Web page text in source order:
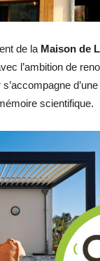
de la Maison de
l’ambition de
scientifique.